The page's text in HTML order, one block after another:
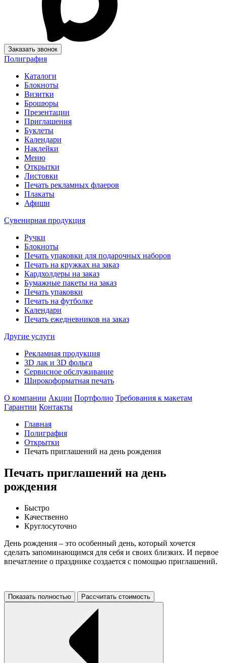
Заказать звонок
Полиграфия
Каталоги
Блокноты
Визитки
Брошюры
Презентации
Приглашения
Буклеты
Календари
Наклейки
Меню
Открытки
Листовки
Печать рекламных флаеров
Плакаты
Афиши
Сувенирная продукция
Ручки
Блокноты
Печать упаковки для подарочных наборов
Печать на кружках на заказ
Кардхолдеры на заказ
Бумажные пакеты на заказ
Печать упаковки
Печать на футболке
Календари
Печать ежедневников на заказ
Другие услуги
Рекламная продукция
3D лак и 3D фольга
Сервисное обслуживание
Широкоформатная печать
О компании Акции Портфолио Требования к макетам
Гарантии Контакты
Главная
Полиграфия
Открытки
Печать приглашений на день рождения
Печать приглашений на день
рождения
Быстро
Качественно
Круглосуточно
День рождения – это особенный день, который хочется
сделать запоминающимся для себя и своих близких. И первое
впечатление о празднике создается с помощью приглашений.
Показать полностью Рассчитать стоимость